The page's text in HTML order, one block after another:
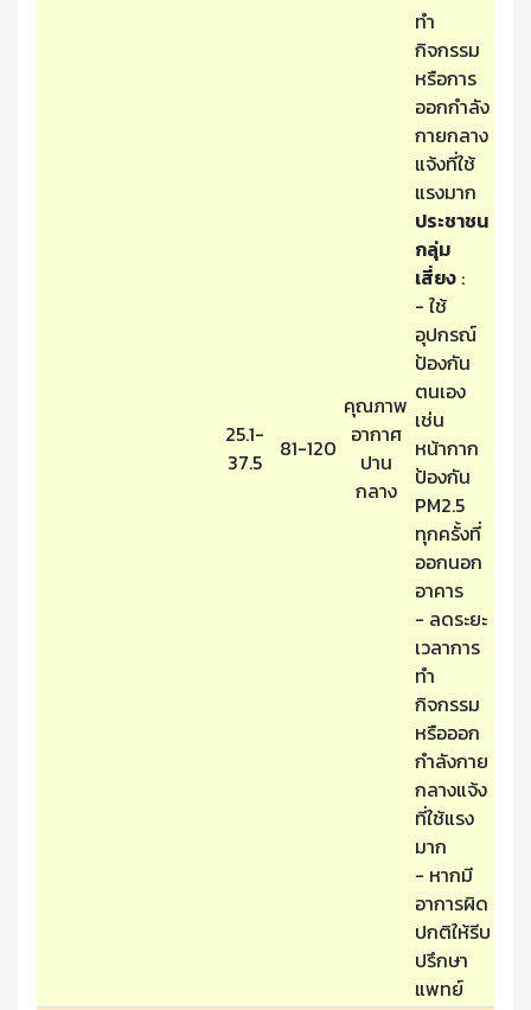
25.1-
37.5
81-120
คุณภาพ
อากาศ
ปาน
กลาง
ทำ
กิจกรรม
หรือการ
ออกกำลัง
กายกลาง
แจ้งที่ใช้
แรงมาก
ประชาชน
กลุ่ม
เสี่ยง :
- ใช้
อุปกรณ์
ป้องกัน
ตนเอง
เช่น
หน้ากาก
ป้องกัน
PM2.5
ทุกครั้งที่
ออกนอก
อาคาร
- ลดระยะ
เวลาการ
ทำ
กิจกรรม
หรือออก
กำลังกาย
กลางแจ้ง
ที่ใช้แรง
มาก
- หากมี
อาการผิด
ปกติให้รีบ
ปรึกษา
แพทย์